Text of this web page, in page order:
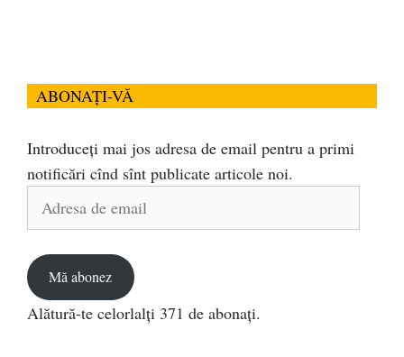
ABONAȚI-VĂ
Introduceți mai jos adresa de email pentru a primi
notificări cînd sînt publicate articole noi.
Mă abonez
Alătură-te celorlalți 371 de abonați.